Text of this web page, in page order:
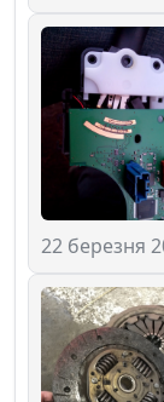
22 березня